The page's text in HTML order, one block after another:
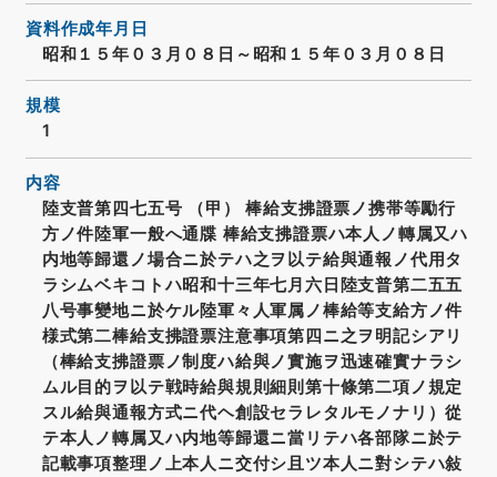
資料作成年月日
昭和１５年０３月０８日～昭和１５年０３月０８日
規模
1
内容
陸支普第四七五号 （甲） 棒給支拂證票ノ携帯等勵行
方ノ件陸軍一般へ通牒 棒給支拂證票ハ本人ノ轉属又ハ
内地等歸還ノ場合ニ於テハ之ヲ以テ給與通報ノ代用タ
ラシムベキコトハ昭和十三年七月六日陸支普第二五五
八号事變地ニ於ケル陸軍々人軍属ノ棒給等支給方ノ件
様式第二棒給支拂證票注意事項第四ニ之ヲ明記シアリ
（棒給支拂證票ノ制度ハ給與ノ實施ヲ迅速確實ナラシ
ムル目的ヲ以テ戦時給與規則細則第十條第二項ノ規定
スル給與通報方式ニ代ヘ創設セラレタルモノナリ）從
テ本人ノ轉属又ハ内地等歸還ニ當リテハ各部隊ニ於テ
記載事項整理ノ上本人ニ交付シ且ツ本人ニ對シテハ敍